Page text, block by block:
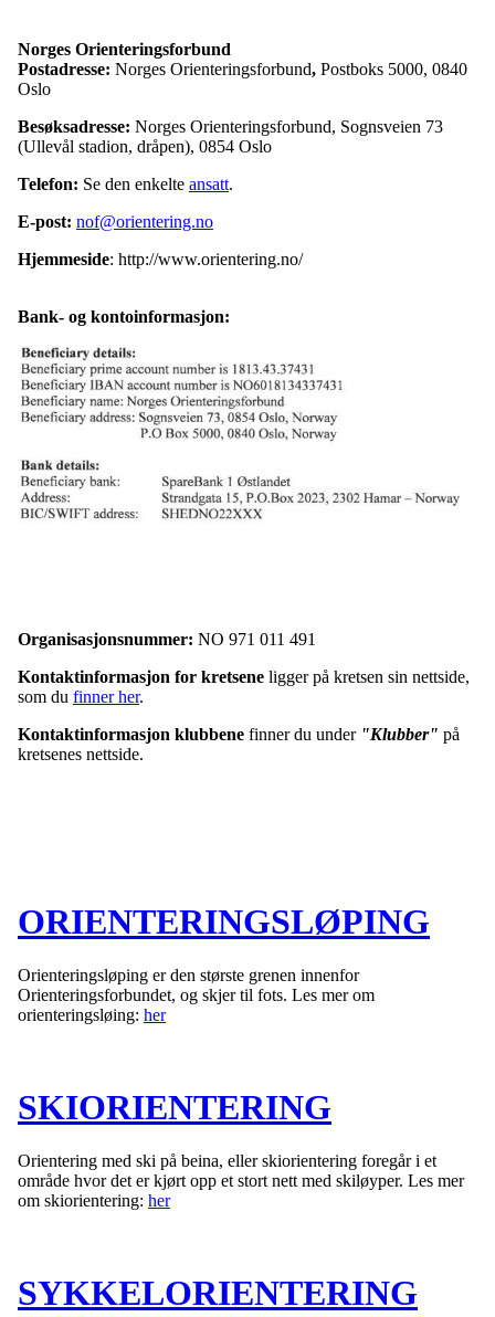
Norges Orienteringsforbund
Postadresse: Norges Orienteringsforbund, Postboks 5000, 0840
Oslo
Besøksadresse: Norges Orienteringsforbund, Sognsveien 73
(Ullevål stadion, dråpen), 0854 Oslo
Telefon: Se den enkelte ansatt.
E-post: nof@orientering.no
Hjemmeside: http://www.orientering.no/
Bank- og kontoinformasjon:
Organisasjonsnummer: NO 971 011 491
Kontaktinformasjon for kretsene ligger på kretsen sin nettside,
som du finner her.
Kontaktinformasjon klubbene finner du under "Klubber" på
kretsenes nettside.
ORIENTERINGSLØPING
Orienteringsløping er den største grenen innenfor
Orienteringsforbundet, og skjer til fots. Les mer om
orienteringsløing: her
SKIORIENTERING
Orientering med ski på beina, eller skiorientering foregår i et
område hvor det er kjørt opp et stort nett med skiløyper. Les mer
om skiorientering: her
SYKKELORIENTERING